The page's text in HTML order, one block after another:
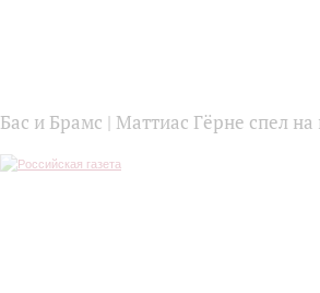
Бас и Брамс | Маттиас Гёрне спел